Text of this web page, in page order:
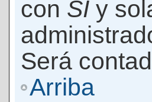
con SI y
Será
Arriba